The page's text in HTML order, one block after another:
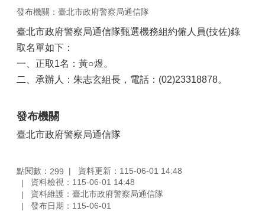
發布機關：臺北市政府警察局通信隊
臺北市政府警察局通信隊甄選機務組約僱人員(技佐)錄
取名單如下：
一、正取1名：黃○煜。
二、承辦人：朱志玄組長，電話：(02)23318878。
發布機關
臺北市政府警察局通信隊
點閱數： 299
資料更新：115-06-01 14:48
資料檢視：115-06-01 14:48
資料維護：臺北市政府警察局通信隊
發布日期：115-06-01